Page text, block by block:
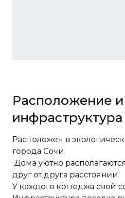
Расположение и
инфраструктура
Расположен в
города Сочи.
Дома уютно
друг от друга расстоянии.
У каждого коттеджа свой